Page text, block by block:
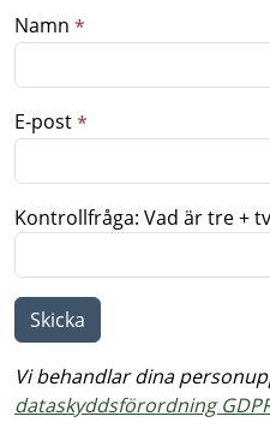
Namn *
E-post*
Kontrollfråga: Vad är tre +
Vi behandlar dina
dataskyddsförordning